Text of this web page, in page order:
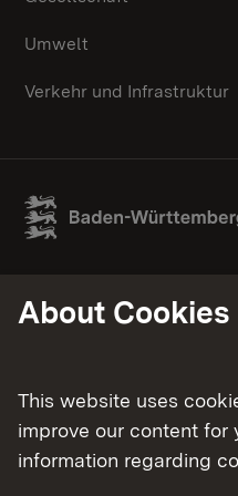
Umwelt
Verkehr und Infrastruktur
About Cookies
This website uses
improve our content for
information regarding